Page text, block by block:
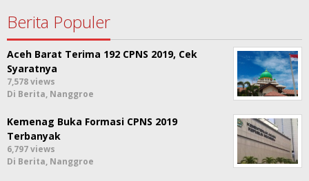
Berita Populer
Aceh Barat Terima 192 CPNS 2019, Cek
Syaratnya
7,578 views
Di Berita, Nanggroe
Kemenag Buka Formasi CPNS 2019
Terbanyak
6,797 views
Di Berita, Nanggroe